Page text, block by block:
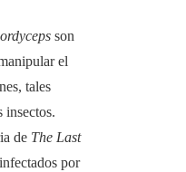
son
el
tales
insectos.
de The Last
por